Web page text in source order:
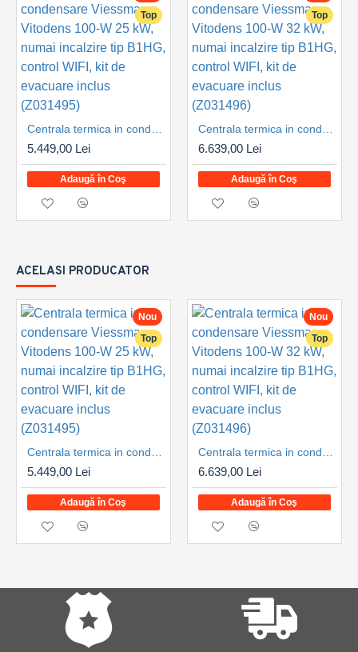
Top
5.449,00 Lei
Adaugă în Coş
Top
6.639,00 Lei
Adaugă în Coş
ACELASI PRODUCATOR
Nou
Top
5.449,00 Lei
Adaugă în Coş
Nou
Top
6.639,00 Lei
Adaugă în Coş